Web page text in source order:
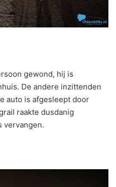
gewond, hij is
De andere inzittenden
auto is afgesleept door
raakte dusdanig
vervangen.